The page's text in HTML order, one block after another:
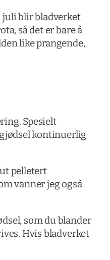
juli blir bladverket
så det er bare å
like prangende,
Spesielt
kontinuerlig
pelletert
vanner jeg også
som du blander
Hvis bladverket